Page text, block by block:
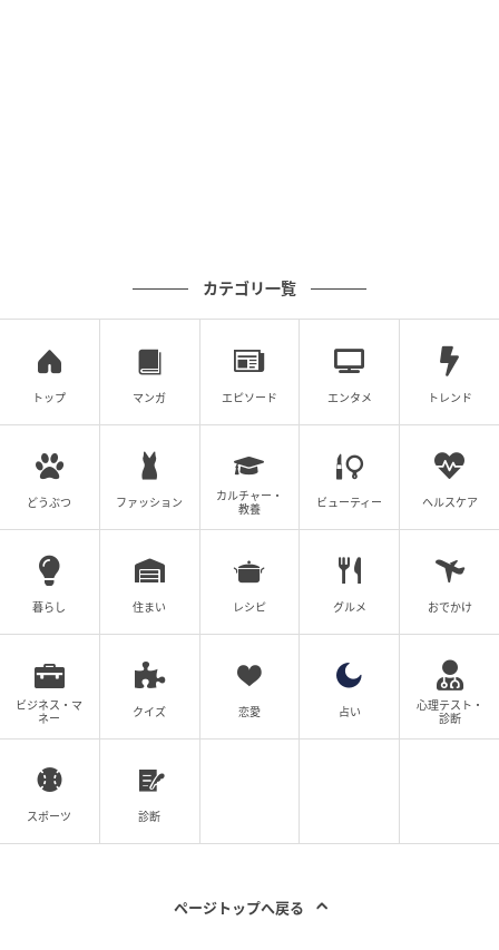
・「選ばれるプロフィール」を磨く
望みがあるかないかを悩む前に、まずは30代前半の男
性から選ばれるための自分磨きとプロフィール作成に
全力を注ぐこと。
・「妥当な相手」を見極める
結婚が決まる人は、最終的に自分と釣り合う「妥当な
相手」を選んでいる。
築ける相手に目を向ける柔軟性が重要。
カテゴリ一覧
トップ マンガ エピソード エンタメ トレンド
どうぶつ ファッション
カルチャー・
教養
ビューティー ヘルスケア
暮らし 住まい レシピ グルメ おでかけ
ビジネス・マ
ネー
クイズ 恋愛 占い
心理テスト・
診断
スポーツ 診断
ページトップへ戻る